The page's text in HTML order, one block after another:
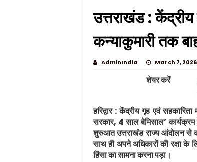
उत्तराखंड :
कन्याकुमारी तक
AdminIndia March 7, 2026
शेयर करें
हरिद्वार :केंद्रीय गृह एवं सहकारिता
सरकार, 4 साल बेमिसाल’
शुरुआत उत्तराखंड राज्य आंदोलन से
साथ ही अपने अधिकारों की रक्षा के
हिंसा का सामना करना पड़ा।